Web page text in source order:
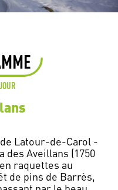
Latour-de-Carol -
des Aveillans (1750
raquettes au
de pins de Barrès,